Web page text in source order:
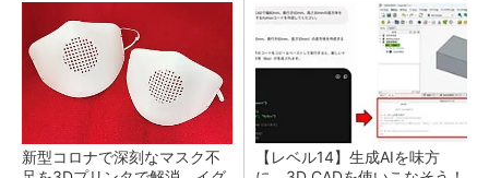
新型コロナで深刻なマスク不
【レベル14】生成AIを味方